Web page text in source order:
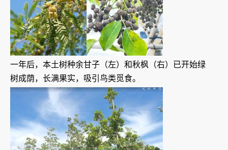
一年后，本土树种余甘子（左）和秋枫（右）已开始绿
树成荫，长满果实，吸引鸟类觅食。